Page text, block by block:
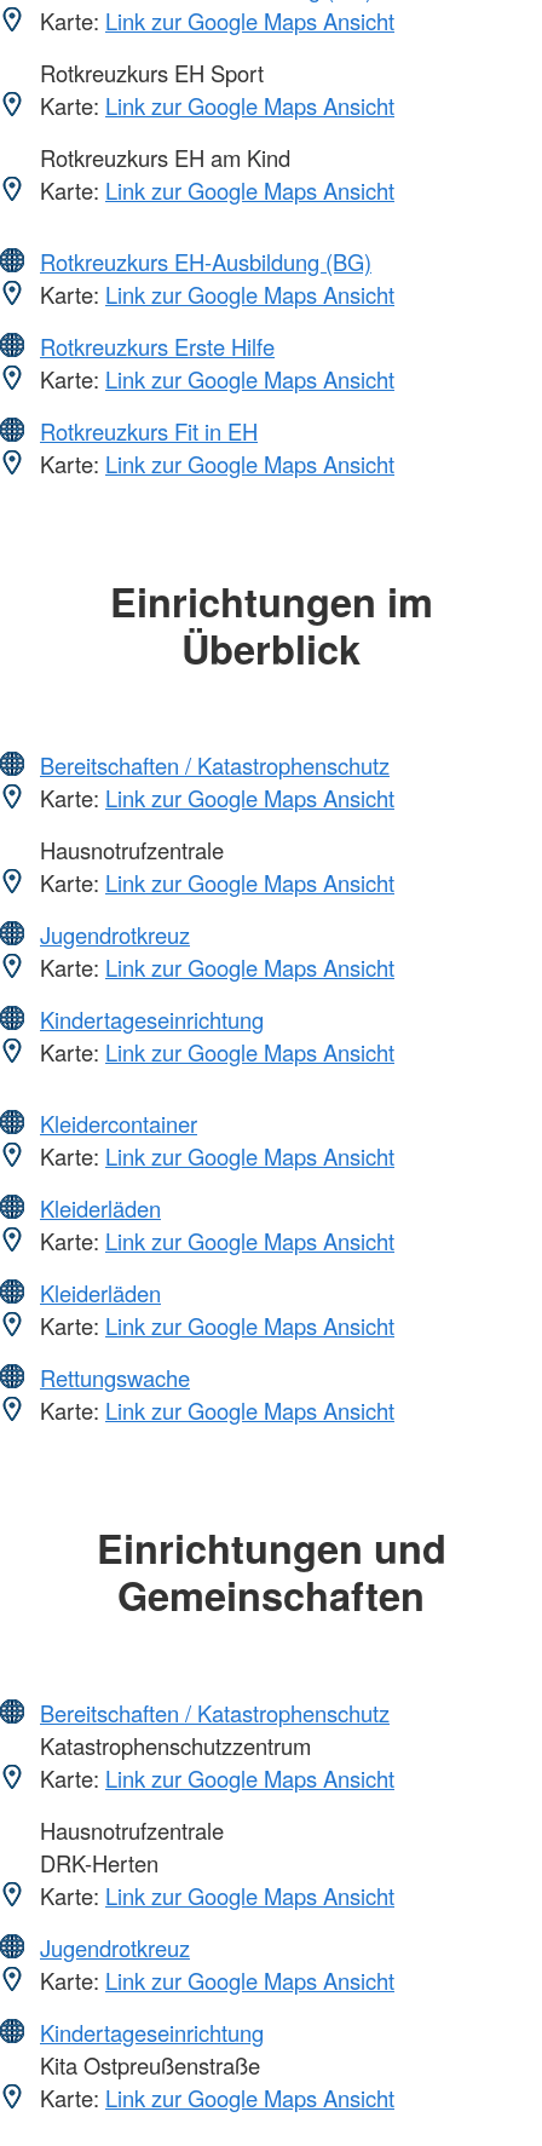
Karte: Link zur Google Maps Ansicht
Rotkreuzkurs EH Sport
Karte: Link zur Google Maps Ansicht
Rotkreuzkurs EH am Kind
Karte: Link zur Google Maps Ansicht
Rotkreuzkurs EH-Ausbildung (BG)
Karte: Link zur Google Maps Ansicht
Rotkreuzkurs Erste Hilfe
Karte: Link zur Google Maps Ansicht
Rotkreuzkurs Fit in EH
Karte: Link zur Google Maps Ansicht
Einrichtungen im
Überblick
Bereitschaften / Katastrophenschutz
Karte: Link zur Google Maps Ansicht
Hausnotrufzentrale
Karte: Link zur Google Maps Ansicht
Jugendrotkreuz
Karte: Link zur Google Maps Ansicht
Kindertageseinrichtung
Karte: Link zur Google Maps Ansicht
Kleidercontainer
Karte: Link zur Google Maps Ansicht
Kleiderläden
Karte: Link zur Google Maps Ansicht
Kleiderläden
Karte: Link zur Google Maps Ansicht
Rettungswache
Karte: Link zur Google Maps Ansicht
Einrichtungen und
Gemeinschaften
Bereitschaften / Katastrophenschutz
Katastrophenschutzzentrum
Karte: Link zur Google Maps Ansicht
Hausnotrufzentrale
DRK-Herten
Karte: Link zur Google Maps Ansicht
Jugendrotkreuz
Karte: Link zur Google Maps Ansicht
Kindertageseinrichtung
Kita Ostpreußenstraße
Karte: Link zur Google Maps Ansicht